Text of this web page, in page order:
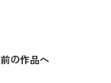
前の作品へ